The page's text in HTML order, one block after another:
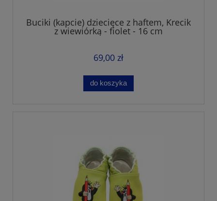
Buciki (kapcie) dziecięce z haftem, Krecik
z wiewiórką - fiolet - 16 cm
69,00 zł
do koszyka